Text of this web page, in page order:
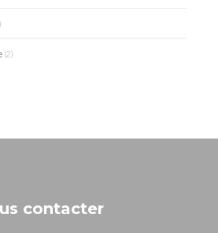
(2)
contacter